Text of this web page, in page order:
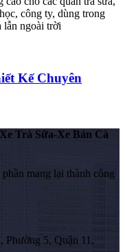
công ty, dùng trong
lẫn ngoài trời
Kế Chuyên
Trà Sữa-Xe Bán Cà
mang lại thành công
5, Quận 11,